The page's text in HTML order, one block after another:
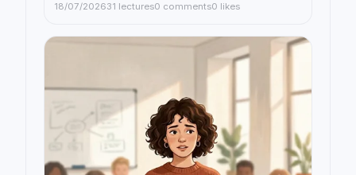
18/07/202631 lectures0 comments0 likes